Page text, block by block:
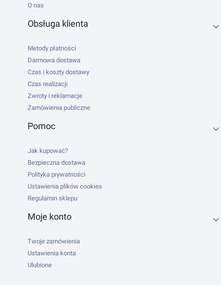
O nas
Obsługa klienta
Metody płatności
Darmowa dostawa
Czas i koszty dostawy
Czas realizacji
Zwroty i reklamacje
Zamówienia publiczne
Pomoc
Jak kupować?
Bezpieczna dostawa
Polityka prywatności
Ustawienia plików cookies
Regulamin sklepu
Moje konto
Twoje zamówienia
Ustawienia konta
Ulubione